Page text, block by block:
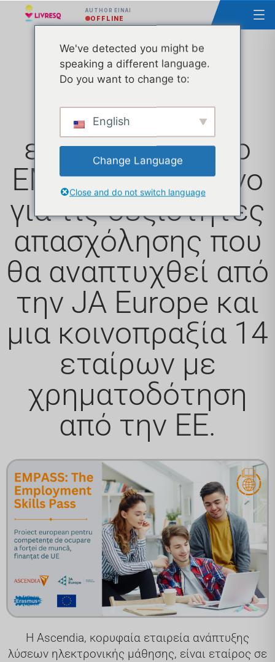
AUTHOR ΕΊΝΑΙ
OFFLINE
Η Ascendia,
εταίρος στο
ευρωπαϊκό έργο
EMPASS, ένα έργο
για τις δεξιότητες
απασχόλησης που
θα αναπτυχθεί από
την JA Europe και
μια κοινοπραξία 14
εταίρων με
χρηματοδότηση
από την ΕΕ.
Η Ascendia, κορυφαία εταιρεία ανάπτυξης
λύσεων ηλεκτρονικής μάθησης, είναι εταίρος σε
We've detected you might be
speaking a different language.
Do you want to change to:
English
Change Language
Close and do not switch language